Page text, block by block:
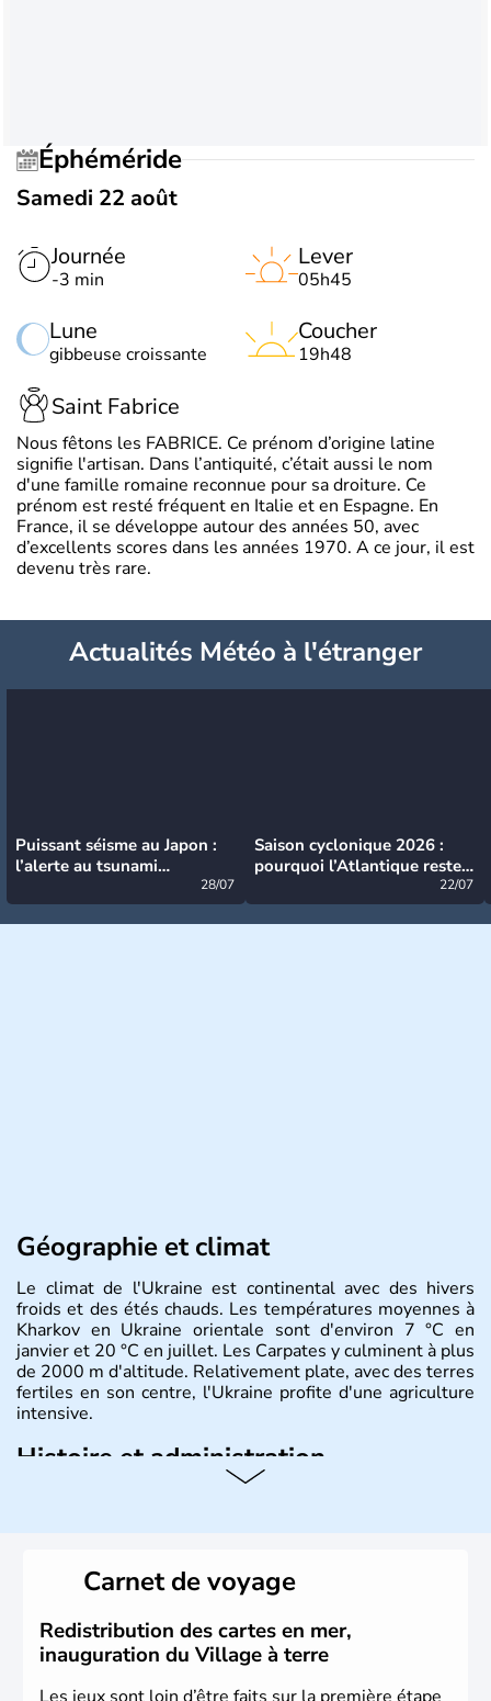
Éphéméride
Samedi 22 août
Journée
-3 min
Lune
gibbeuse croissante
Lever
05h45
Coucher
19h48
Saint Fabrice
Nous fêtons les FABRICE. Ce prénom d’origine latine
signifie l'artisan. Dans l’antiquité, c’était aussi le nom
d'une famille romaine reconnue pour sa droiture. Ce
prénom est resté fréquent en Italie et en Espagne. En
France, il se développe autour des années 50, avec
d’excellents scores dans les années 1970. A ce jour, il est
devenu très rare.
Actualités Météo à l'étranger
Puissant séisme au Japon :
l’alerte au tsunami
28/07
Saison cyclonique 2026 :
pourquoi l’Atlantique reste
22/07
Géographie et climat
Le climat de l'Ukraine est continental avec des hivers
froids et des étés chauds. Les températures moyennes à
Kharkov en Ukraine orientale sont d'environ 7 °C en
janvier et 20 °C en juillet. Les Carpates y culminent à plus
de 2000 m d'altitude. Relativement plate, avec des terres
fertiles en son centre, l'Ukraine profite d'une agriculture
intensive.
Histoire et administration
remonte au 24 août 1991. Sébastopol, Karkhov et
Odessa sont les principales villes d'Ukraine.
Carnet de voyage
Redistribution des cartes en mer,
inauguration du Village à terre